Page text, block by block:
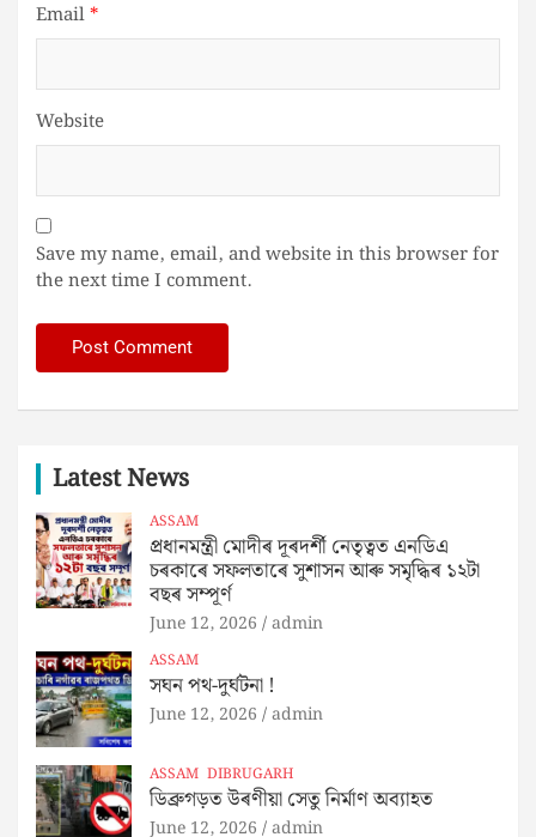
Email*
Website
Save my name, email, and website in this browser for
the next time I comment.
Latest News
ASSAM
প্রধানমন্ত্রী মোদীৰ দূৰদৰ্শী নেতৃত্বত এনডিএ
চৰকাৰে সফলতাৰে সুশাসন আৰু সমৃদ্ধিৰ ১২টা
বছৰ সম্পূৰ্ণ
June 12, 2026 admin
ASSAM
সঘন পথ-দুৰ্ঘটনা !
June 12, 2026 admin
ASSAM DIBRUGARH
ডিব্ৰুগড়ত উৰণীয়া সেতু নিৰ্মাণ অব্যাহত
June 12, 2026 admin